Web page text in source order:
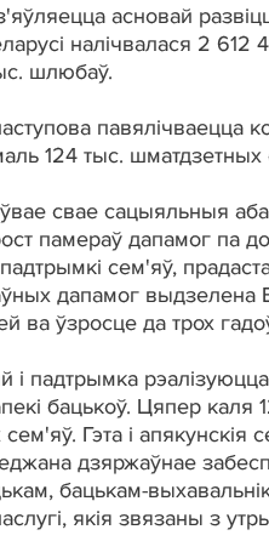
асновай
налічвалася 2 612
шлюбаў.
павялічваецца
124 тыс.
свае сацыяльныя
памераў дапамог па
сем'яў,
дапамог выдзелена
ва ўзросце да трох
і падтрымка
бацькоў. Цяпер
Гэта і апякунскія
дзяржаўнае
бацькам-
якія звязаны з